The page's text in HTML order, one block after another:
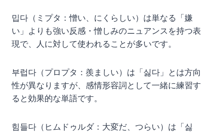
밉다（ミプタ：憎い、にくらしい）は単なる「嫌
い」よりも強い反感・憎しみのニュアンスを持つ表
現で、人に対して使われることが多いです。
부럽다（プロプタ：羨ましい）は「싫다」とは方向
性が異なりますが、感情形容詞として一緒に練習す
ると効果的な単語です。
힘들다（ヒムドゥルダ：大変だ、つらい）は「싫